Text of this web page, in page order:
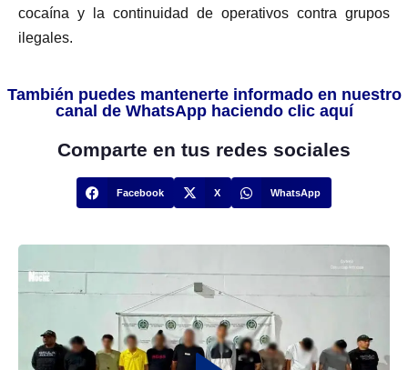
cocaína y la continuidad de operativos contra grupos
ilegales.
También puedes mantenerte informado en nuestro
canal de WhatsApp haciendo clic aquí
Comparte en tus redes sociales
Facebook X WhatsApp